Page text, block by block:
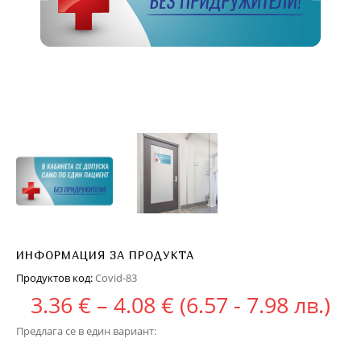
ИНФОРМАЦИЯ ЗА ПРОДУКТА
Продуктов код:Covid-83
3.36 € – 4.08 € Price range: 3.36
(6.57 - 7.98 лв.)
Предлага се в един вариант: